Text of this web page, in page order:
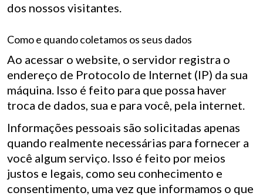
dos nossos visitantes.
Como e quando coletamos os seus dados
Ao acessar o website, o servidor registra o
endereço de Protocolo de Internet (IP) da sua
máquina. Isso é feito para que possa haver
troca de dados, sua e para você, pela internet.
Informações pessoais são solicitadas apenas
quando realmente necessárias para fornecer a
você algum serviço. Isso é feito por meios
justos e legais, como seu conhecimento e
consentimento, uma vez que informamos o que